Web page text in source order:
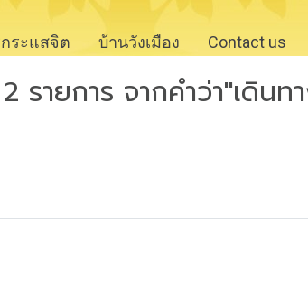
ระแสจิต บ้านวังเมือง Contact us
รายการ จากคำว่า"เดินท